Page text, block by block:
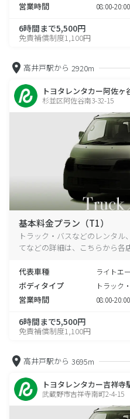
営業時間 08:00-20:00
6時間まで5,500円
免責補償制度1,100円
高井戸駅から 2920m
トヨタレンタカー阿佐ヶ
杉並区阿佐谷南3-32-15
基本料金プラン（T1）
トラック・バスなどのレンタ
てなどの詳細は、こちらから各
代表車種 ライトエ
ボディタイプ トラック
営業時間 08:00-20:00
6時間まで5,500円
免責補償制度1,100円
高井戸駅から 3695m
トヨタレンタカー吉祥寺
武蔵野市吉祥寺南町2-4-15